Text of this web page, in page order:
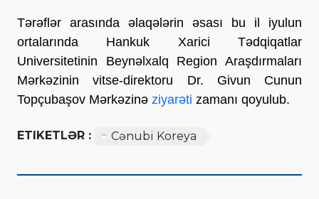
Tərəflər arasında əlaqələrin əsası bu il iyulun
ortalarında Hankuk Xarici Tədqiqatlar
Universitetinin Beynəlxalq Region Araşdırmaları
Mərkəzinin vitse-direktoru Dr. Givun Cunun
Topçubaşov Mərkəzinə ziyarəti zamanı qoyulub.
ETIKETLƏR : Cənubi Koreya